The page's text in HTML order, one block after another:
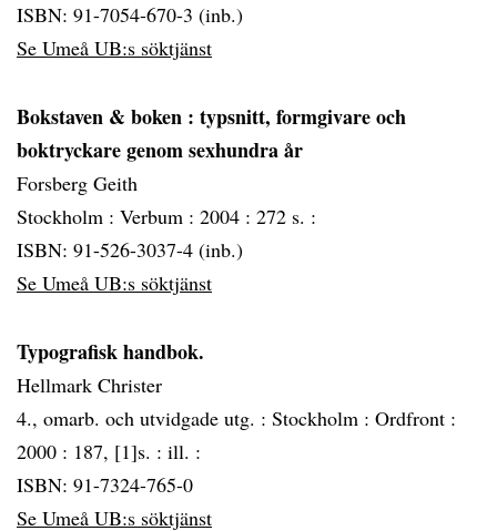
ISBN: 91-7054-670-3 (inb.)
Se Umeå UB:s söktjänst
Bokstaven & boken : typsnitt, formgivare och
boktryckare genom sexhundra år
Forsberg Geith
Stockholm : Verbum : 2004 : 272 s. :
ISBN: 91-526-3037-4 (inb.)
Se Umeå UB:s söktjänst
Typografisk handbok.
Hellmark Christer
4., omarb. och utvidgade utg. : Stockholm : Ordfront :
2000 : 187, [1]s. : ill. :
ISBN: 91-7324-765-0
Se Umeå UB:s söktjänst